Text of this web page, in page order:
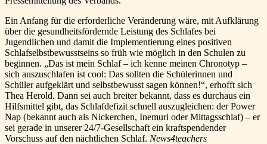
Ein Anfang für die erforderliche Veränderung wäre, mit Aufklärung
über die gesundheitsfördernde Leistung des Schlafes bei
Jugendlichen und damit die Implementierung eines positiven
Schlafselbstbewusstseins so früh wie möglich in den Schulen zu
beginnen. „Das ist mein Schlaf – ich kenne meinen Chronotyp –
sich auszuschlafen ist cool: Das sollten die Schülerinnen und
Schüler aufgeklärt und selbstbewusst sagen können!“, erhofft sich
Thea Herold. Dann sei auch breiter bekannt, dass es durchaus ein
Hilfsmittel gibt, das Schlafdefizit schnell auszugleichen: der Power
Nap (bekannt auch als Nickerchen, Inemuri oder Mittagsschlaf) – er
sei gerade in unserer 24/7-Gesellschaft ein kraftspendender
Vorschuss auf den nächtlichen Schlaf. News4teachers